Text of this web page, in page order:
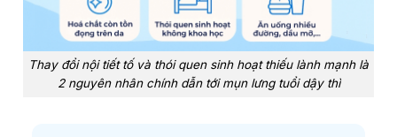
Thay đổi nội tiết tố và thói quen sinh hoạt thiếu lành mạnh là
2 nguyên nhân chính dẫn tới mụn lưng tuổi dậy thì